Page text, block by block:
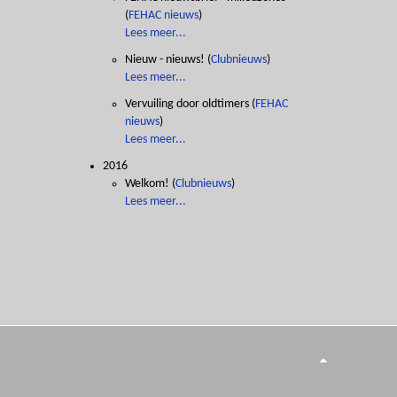
(FEHAC nieuws)
Lees meer...
Nieuw - nieuws! (Clubnieuws)
Lees meer...
Vervuiling door oldtimers (FEHAC
nieuws)
Lees meer...
2016
Welkom! (Clubnieuws)
Lees meer...